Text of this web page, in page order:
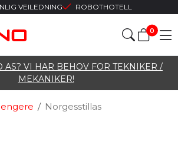
VEILEDNING ROBOTHOTELL
0
AS? VI HAR BEHOV FOR TEKNIKER /
MEKANIKER!
/ Norgesstillas